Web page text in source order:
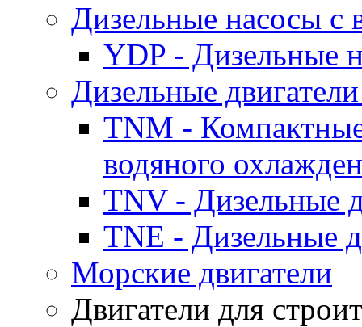
Дизельные насосы
YDP - Дизельные
Дизельные
TNM -
водяного
TNV - Дизельные
TNE - Дизельные
Морские двигатели
Двигатели для